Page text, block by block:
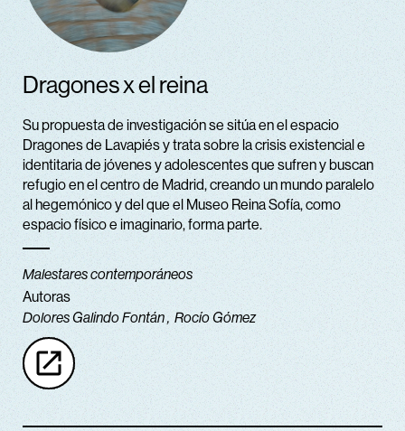
Dragones x el reina
Su propuesta de investigación se sitúa en el espacio
Dragones de Lavapiés y trata sobre la crisis existencial e
identitaria de jóvenes y adolescentes que sufren y buscan
refugio en el centro de Madrid, creando un mundo paralelo
al hegemónico y del que el Museo Reina Sofía, como
espacio físico e imaginario, forma parte.
Malestares contemporáneos
Autoras
Dolores Galindo Fontán Rocío Gómez